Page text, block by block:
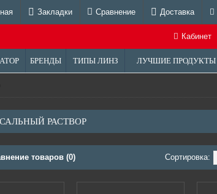
Закладки Сравнение Доставка
Кабинет
БРЕНДЫ ТИПЫ ЛИНЗ ЛУЧШИЕ ПРОДУКТЫ
РАСТВОР
товаров (0) Сортировка: